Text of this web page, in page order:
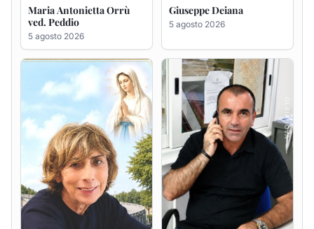
Rosa Maria Usai ved.
D'Attellis
5 agosto 2026
Bastianino Taras
4 agosto 2026